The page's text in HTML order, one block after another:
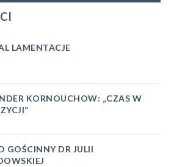
LAMENTACJE
KORNOUCHOW: „CZAS W
GOŚCINNY DR JULII